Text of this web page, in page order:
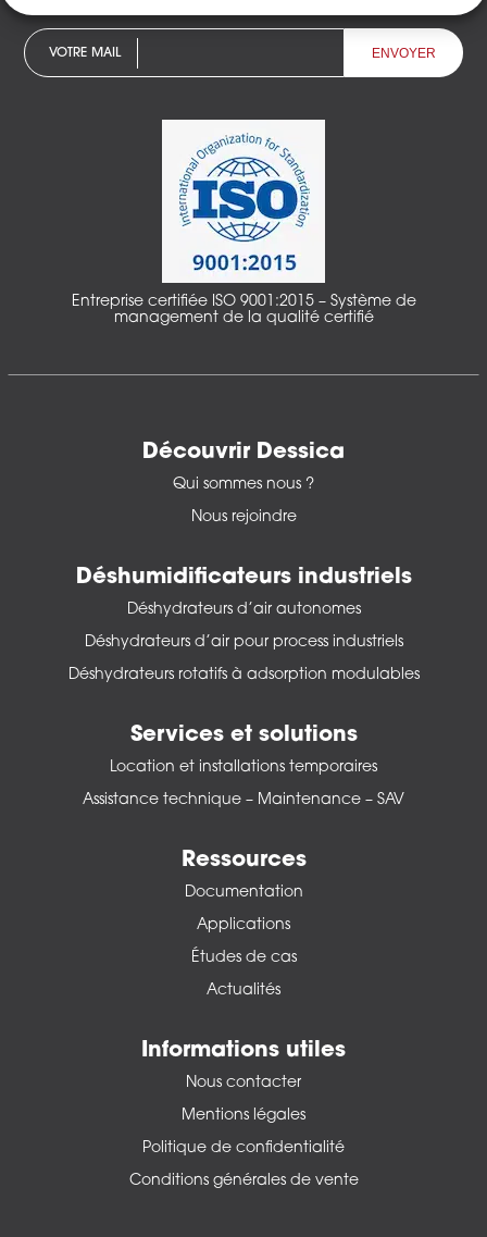
VOTRE MAIL
Entreprise certifiée ISO 9001:2015 – Système de
management de la qualité certifié
Découvrir Dessica
Qui sommes nous ?
Nous rejoindre
Déshumidificateurs industriels
Déshydrateurs d’air autonomes
Déshydrateurs d’air pour process industriels
Déshydrateurs rotatifs à adsorption modulables
Services et solutions
Location et installations temporaires
Assistance technique – Maintenance – SAV
Ressources
Documentation
Applications
Études de cas
Actualités
Informations utiles
Nous contacter
Mentions légales
Politique de confidentialité
Conditions générales de vente